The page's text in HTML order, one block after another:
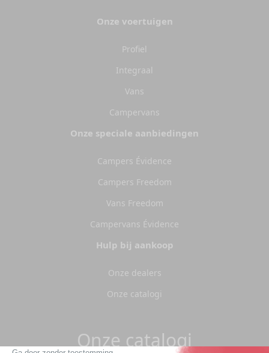
Onze voertuigen
Profiel
Integraal
Vans
Campervans
Onze speciale aanbiedingen
Campers Évidence
Campers Freedom
Vans Freedom
Campervans Évidence
Hulp bij aankoop
Onze dealers
Onze catalogi
Onze catalogi